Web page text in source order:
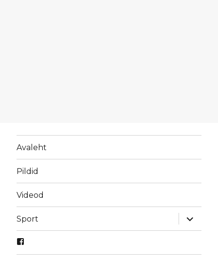
Avaleht
Pildid
Videod
Sport
laienda